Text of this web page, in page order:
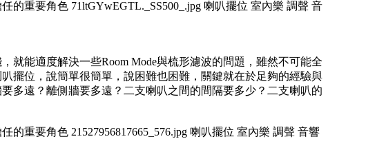
就能適度解決一些Room Mode與梳形濾波的問題，雖然不可能全
擺位，說簡單很簡單，說困難也困難，關鍵就在於足夠的經驗與
多遠？離側牆要多遠？二支喇叭之間的間隔要多少？二支喇叭的